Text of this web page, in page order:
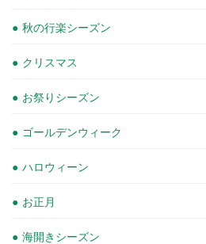
秋の行楽シーズン
クリスマス
お祭りシーズン
ゴールデンウィーク
ハロウィーン
お正月
海開きシーズン